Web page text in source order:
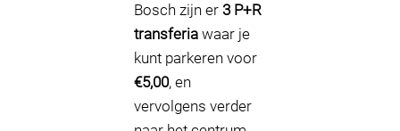
Bosch zijn er 3 P+R
transferia waar je
kunt parkeren voor
€5,00, en
vervolgens verder